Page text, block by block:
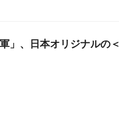
」、日本オリジナルの＜